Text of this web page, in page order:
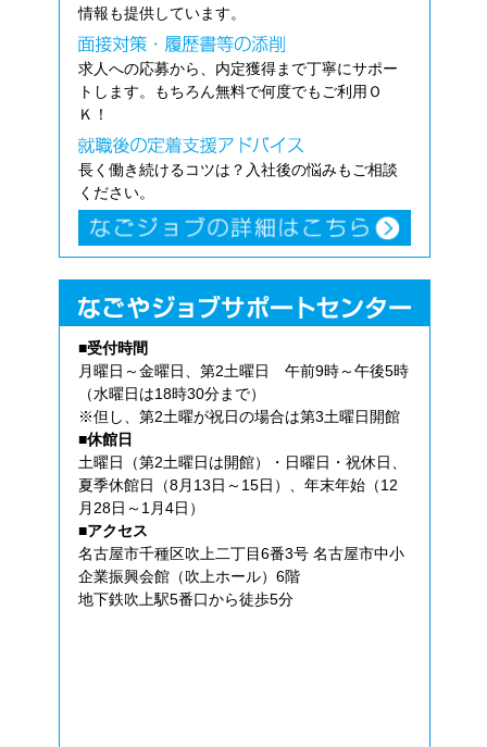
情報も提供しています。
求人への応募から、内定獲得まで丁寧にサポー
トします。もちろん無料で何度でもご利用Ｏ
Ｋ！
長く働き続けるコツは？入社後の悩みもご相談
ください。
■受付時間
月曜日～金曜日、第2土曜日 午前9時～午後5時
（水曜日は18時30分まで）
※但し、第2土曜が祝日の場合は第3土曜日開館
■休館日
土曜日（第2土曜日は開館）・日曜日・祝休日、
夏季休館日（8月13日～15日）、年末年始（12
月28日～1月4日）
■アクセス
名古屋市千種区吹上二丁目6番3号 名古屋市中小
企業振興会館（吹上ホール）6階
地下鉄吹上駅5番口から徒歩5分